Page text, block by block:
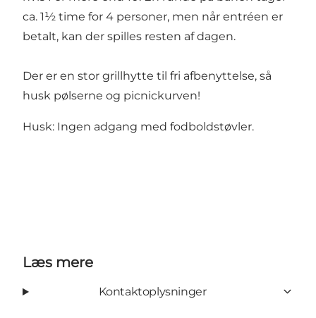
ca. 1½ time for 4 personer, men når entréen er
betalt, kan der spilles resten af dagen.
Der er en stor grillhytte til fri afbenyttelse, så
husk pølserne og picnickurven!
Husk: Ingen adgang med fodboldstøvler.
Læs mere
Kontaktoplysninger